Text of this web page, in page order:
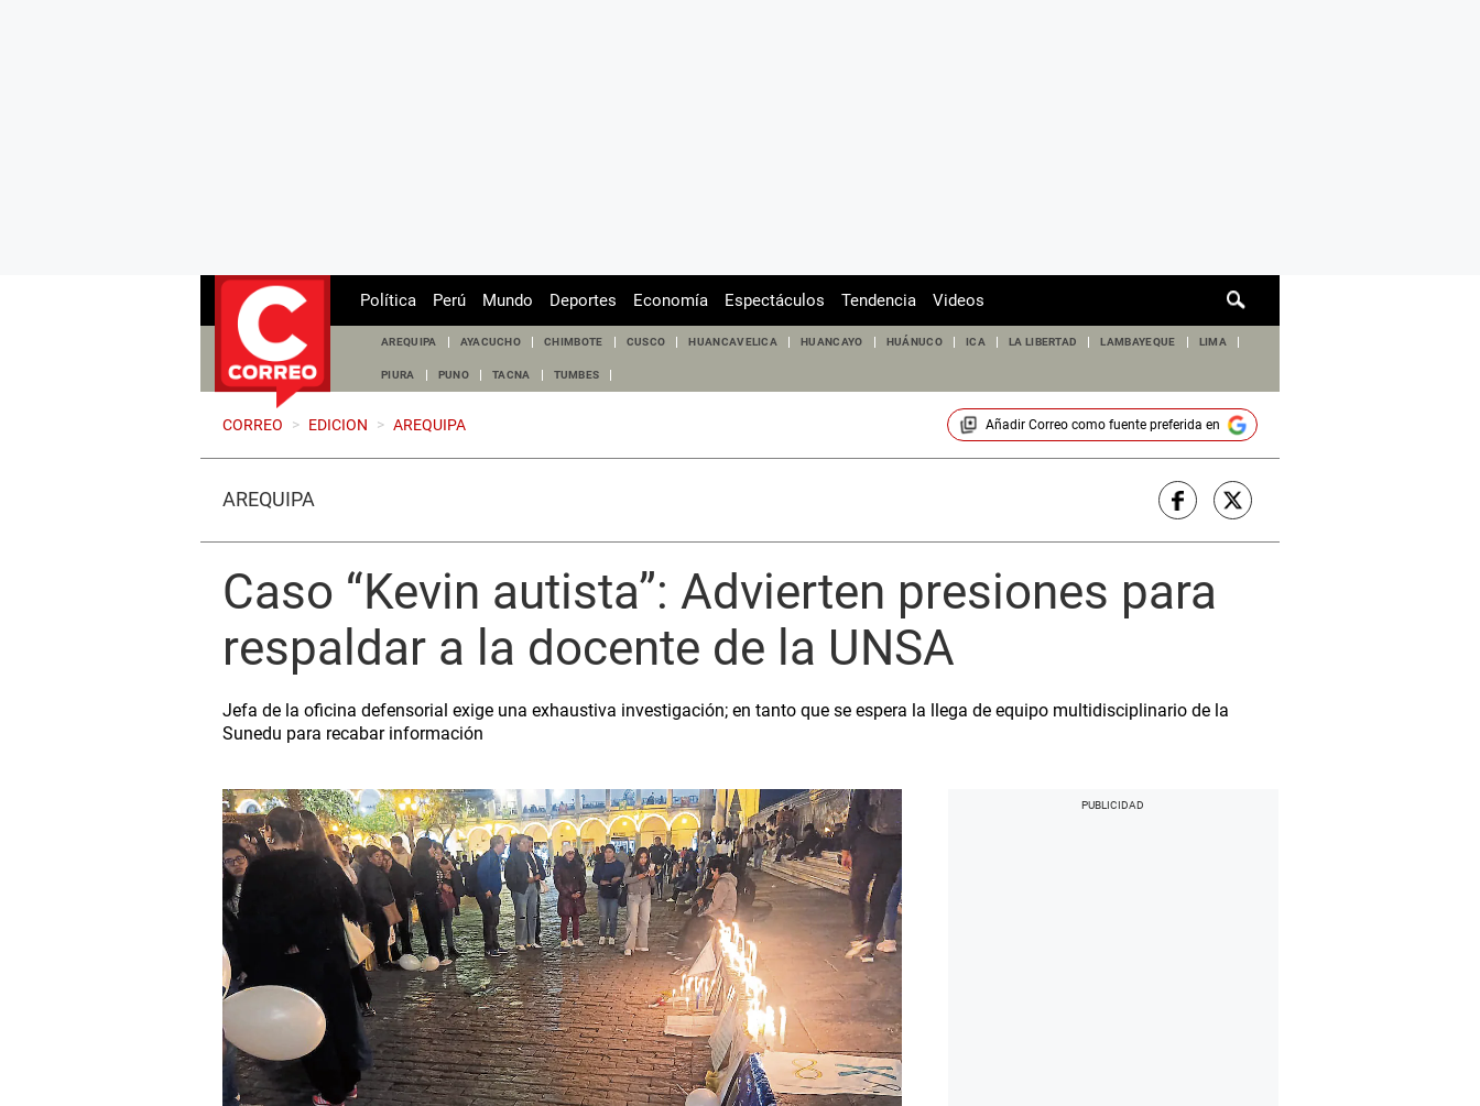
de
Política Perú Mundo Deportes Economía Espectáculos Tendencia Videos
AREQUIPA AYACUCHO CHIMBOTE CUSCO HUANCAVELICA HUANCAYO HUÁNUCO ICA LA LIBERTAD LAMBAYEQUE LIMA
PIURA PUNO TACNA TUMBES
CORREO > EDICION > AREQUIPA Añadir Correocomo fuente preferida en
AREQUIPA
Caso “Kevin autista”: Advierten presiones para
respaldar a la docente de la UNSA
Jefa de la oficina defensorial exige una exhaustiva investigación; en tanto que se espera la llega de equipo multidisciplinario de la
Sunedu para recabar información